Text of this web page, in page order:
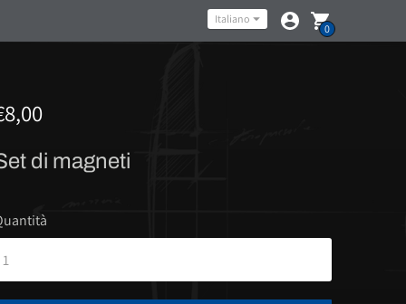
Lingua
Italiano
0
di magneti